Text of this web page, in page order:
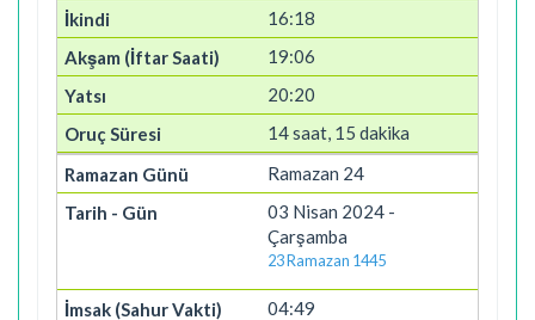
16:18
19:06
20:20
14 saat, 15 dakika
Ramazan 24
03 Nisan 2024 -
Çarşamba
23 Ramazan 1445
04:49